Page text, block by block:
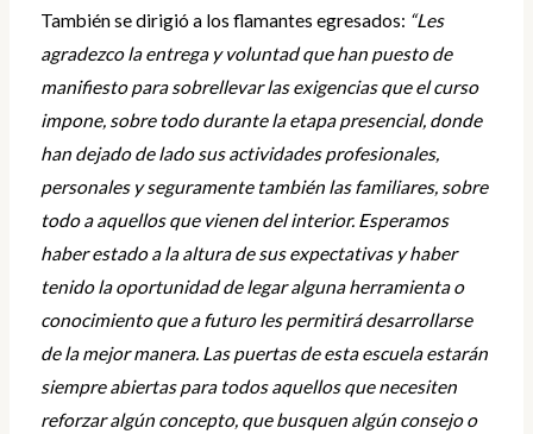
También se dirigió a los flamantes egresados: “Les
agradezco la entrega y voluntad que han puesto de
manifiesto para sobrellevar las exigencias que el curso
impone, sobre todo durante la etapa presencial, donde
han dejado de lado sus actividades profesionales,
personales y seguramente también las familiares, sobre
todo a aquellos que vienen del interior. Esperamos
haber estado a la altura de sus expectativas y haber
tenido la oportunidad de legar alguna herramienta o
conocimiento que a futuro les permitirá desarrollarse
de la mejor manera. Las puertas de esta escuela estarán
siempre abiertas para todos aquellos que necesiten
reforzar algún concepto, que busquen algún consejo o